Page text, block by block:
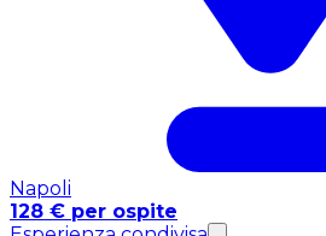
Napoli
128 € per ospite